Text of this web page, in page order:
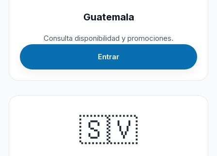
Guatemala
Consulta disponibilidad y promociones.
Entrar
🇸🇻